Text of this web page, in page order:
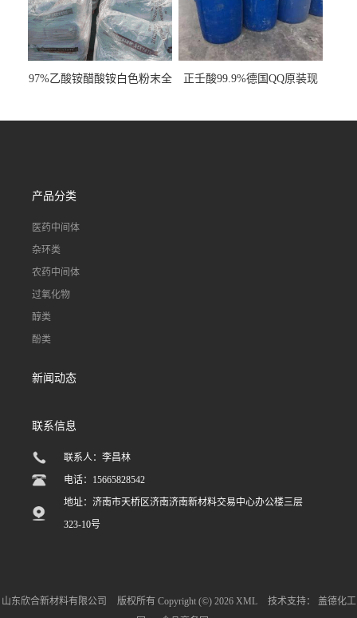
97%乙酸铵醋酸铵白色粉末全
正壬酸99.9%德国QQ原装现
产品分类
医药中间体
杂环类
农药中间体
过氧化物
醇类
酚类
新闻动态
联系信息
联系人：李昌林
电话：15665828542
地址：济南市天桥区济南济南新材料交易中心办公楼三层
323-10号
山东欣合新材料有限公司 版权所有 Copyright (©) 2026 XML 技术支持：
盖德化工